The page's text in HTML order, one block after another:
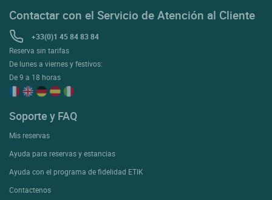
Contactar con el Servicio de Atención al Cliente
+33(0)1 45 84 83 84
Reserva sin tarifas
De lunes a viernes y festivos:
De 9 a 18 horas
Soporte y FAQ
Mis reservas
Ayuda para reservas y estancias
Ayuda con el programa de fidelidad ETIK
Contactenos